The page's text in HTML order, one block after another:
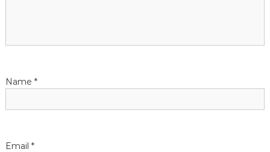
t
i
o
Name *
Email *